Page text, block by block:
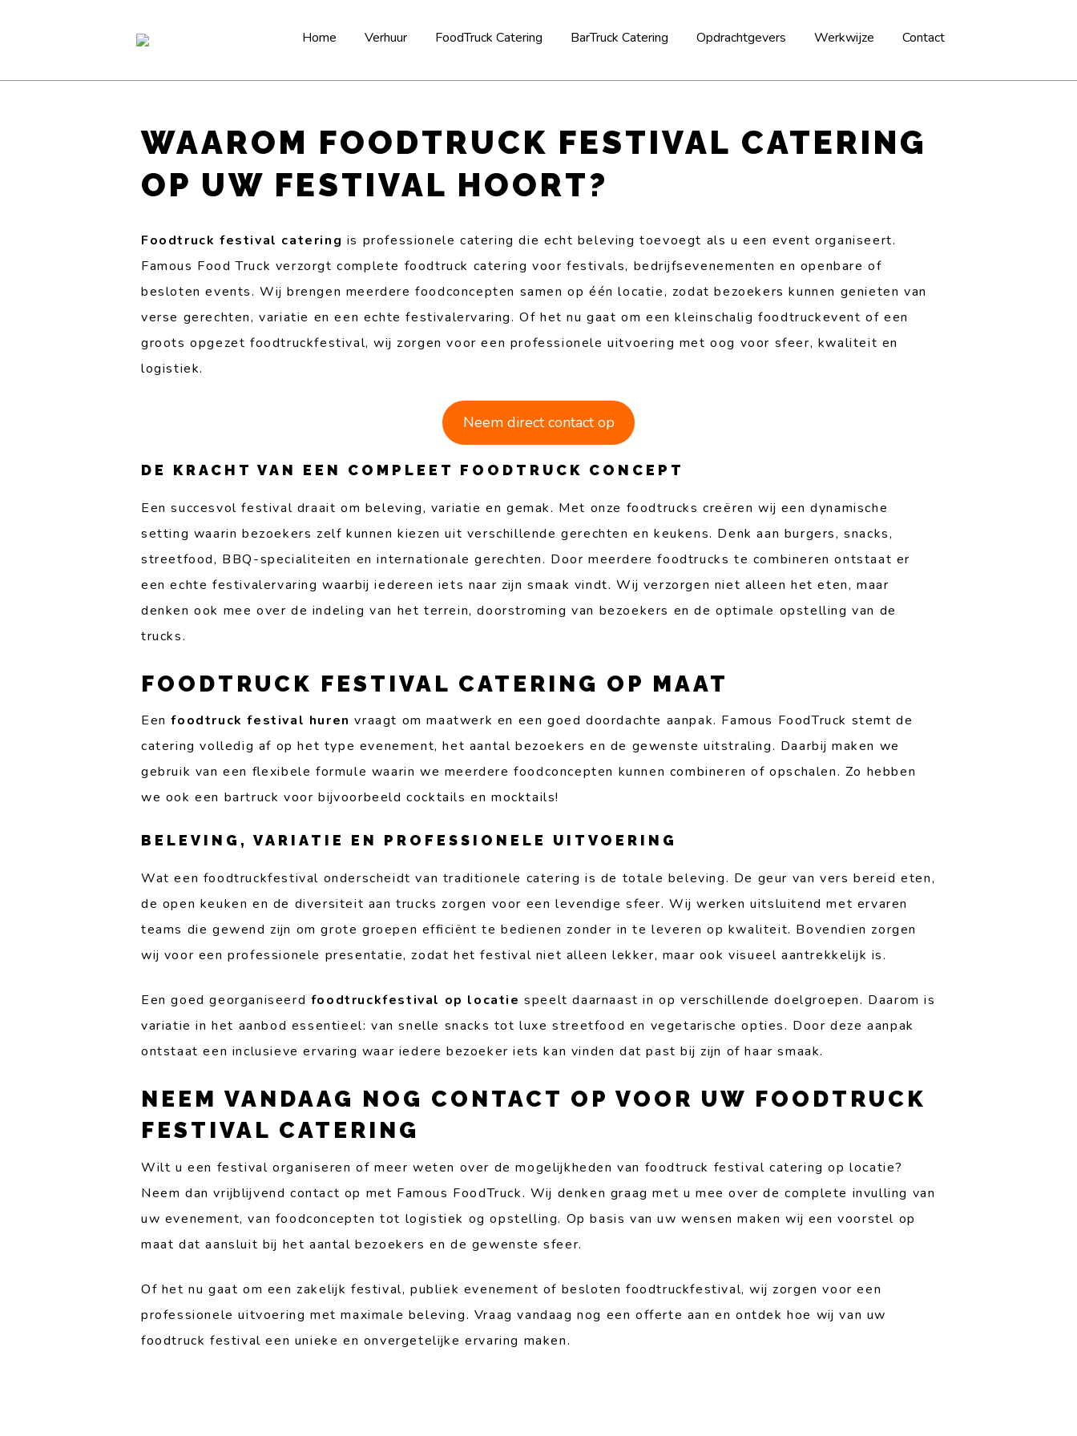
Home Verhuur FoodTruck Catering BarTruck Catering Opdrachtgevers Werkwijze Contact
WAAROM FOODTRUCK FESTIVAL CATERING
OP UW FESTIVAL HOORT?
Foodtruck festival catering is professionele catering die echt beleving toevoegt als u een event organiseert.
Famous Food Truck verzorgt complete foodtruck catering voor festivals, bedrijfsevenementen en openbare of
besloten events. Wij brengen meerdere foodconcepten samen op één locatie, zodat bezoekers kunnen genieten van
verse gerechten, variatie en een echte festivalervaring. Of het nu gaat om een kleinschalig foodtruckevent of een
groots opgezet foodtruckfestival, wij zorgen voor een professionele uitvoering met oog voor sfeer, kwaliteit en
logistiek.
Neem direct contact op
DE KRACHT VAN EEN COMPLEET FOODTRUCK CONCEPT
Een succesvol festival draait om beleving, variatie en gemak. Met onze foodtrucks creëren wij een dynamische
setting waarin bezoekers zelf kunnen kiezen uit verschillende gerechten en keukens. Denk aan burgers, snacks,
streetfood, BBQ-specialiteiten en internationale gerechten. Door meerdere foodtrucks te combineren ontstaat er
een echte festivalervaring waarbij iedereen iets naar zijn smaak vindt. Wij verzorgen niet alleen het eten, maar
denken ook mee over de indeling van het terrein, doorstroming van bezoekers en de optimale opstelling van de
trucks.
FOODTRUCK FESTIVAL CATERING OP MAAT
Eenfoodtruck festival huren vraagt om maatwerk en een goed doordachte aanpak. Famous FoodTruck stemt de
catering volledig af op het type evenement, het aantal bezoekers en de gewenste uitstraling. Daarbij maken we
gebruik van een flexibele formule waarin we meerdere foodconcepten kunnen combineren of opschalen. Zo hebben
we ook een bartruck voor bijvoorbeeld cocktails en mocktails!
BELEVING, VARIATIE EN PROFESSIONELE UITVOERING
Wat een foodtruckfestival onderscheidt van traditionele catering is de totale beleving. De geur van vers bereid eten,
de open keuken en de diversiteit aan trucks zorgen voor een levendige sfeer. Wij werken uitsluitend met ervaren
teams die gewend zijn om grote groepen efficiënt te bedienen zonder in te leveren op kwaliteit. Bovendien zorgen
wij voor een professionele presentatie, zodat het festival niet alleen lekker, maar ook visueel aantrekkelijk is.
Een goed georganiseerd foodtruckfestival op locatie speelt daarnaast in op verschillende doelgroepen. Daarom is
variatie in het aanbod essentieel: van snelle snacks tot luxe streetfood en vegetarische opties. Door deze aanpak
ontstaat een inclusieve ervaring waar iedere bezoeker iets kan vinden dat past bij zijn of haar smaak.
NEEM VANDAAG NOG CONTACT OP VOOR UW FOODTRUCK
FESTIVAL CATERING
Wilt u een festival organiseren of meer weten over de mogelijkheden van foodtruck festival catering op locatie?
Neem dan vrijblijvend contact op met Famous FoodTruck. Wij denken graag met u mee over de complete invulling van
uw evenement, van foodconcepten tot logistiek og opstelling. Op basis van uw wensen maken wij een voorstel op
maat dat aansluit bij het aantal bezoekers en de gewenste sfeer.
Of het nu gaat om een zakelijk festival, publiek evenement of besloten foodtruckfestival, wij zorgen voor een
professionele uitvoering met maximale beleving. Vraag vandaag nog een offerte aan en ontdek hoe wij van uw
foodtruck festival een unieke en onvergetelijke ervaring maken.